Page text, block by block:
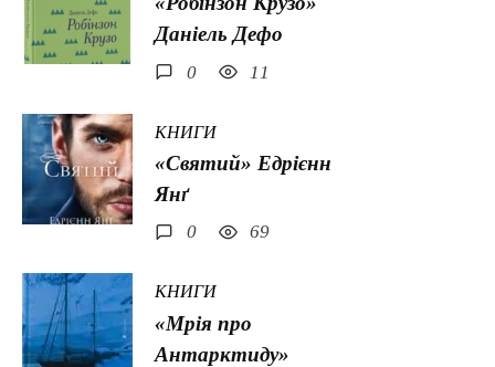
Данiель Дефо
0 11
КНИГИ
«Святий» Едрієнн
Янґ
0 69
КНИГИ
«Мрія про
Антарктиду»